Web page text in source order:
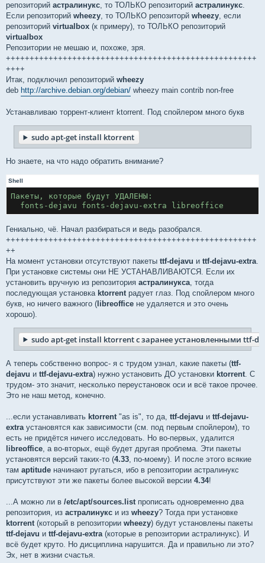
репозиторий астралинукс, то ТОЛЬКО репозиторий астралинукс.
Если репозиторий wheezy, то ТОЛЬКО репозиторй wheezy, если
репозиторий virtualbox (к примеру), то ТОЛЬКО репозиторий
virtualbox
Репозитории не мешаю и, похоже, зря.
+++++++++++++++++++++++++++++++++++++++++++++++++++++
++++
Итак, подключил репозиторий wheezy
deb http://archive.debian.org/debian/ wheezy main contrib non-free
Устанавливаю торрент-клиент ktorrent. Под спойлером много букв
sudo apt-get install ktorrent
Но знаете, на что надо обратить внимание?
Shell
Пакеты, которые будут УДАЛЕНЫ:
  fonts-dejavu fonts-dejavu-extra libreoffice
Гениально, чё. Начал разбираться и ведь разобрался.
+++++++++++++++++++++++++++++++++++++++++++++++++++++
++
На момент установки отсутствуют пакеты ttf-dejavu и ttf-dejavu-extra.
При установке системы они НЕ УСТАНАВЛИВАЮТСЯ. Если их
установить вручную из репозитория астралинукса, тогда
последующая установка ktorrentрадует глаз. Под спойлером много
букв, но ничего важного ( libreoffice не удаляется и это очень
хорошо).
sudo apt-get install ktorrent с заранее установленными ttf-
А теперь собственно вопрос- я с трудом узнал, какие пакеты (ttf-
dejavu и ttf-dejavu-extra) нужно установить ДО установки ktorrent. C
трудом- это значит, несколько переустановок оси и всё такое прочее.
Это не наш метод, конечно.
...если устанавливать ktorrent"as is", то да, ttf-dejavu и ttf-dejavu-
extraустановятся как зависимости (см. под первым спойлером), то
есть не придётся ничего исследовать. Но во-первых, удалится
libreoffice, а во-вторых, ещё будет другая проблема. Эти пакеты
установятся версий таких-то (4.33, по-моему). И после этого всякие
там aptitude начинают ругаться, ибо в репозитории астралинукс
присутствуют эти же пакеты более высокой версии 4.34!
...А можно ли в /etc/apt/sources.listпрописать одновременно два
репозитория, из астралинукс и из wheezy? Тогда при установке
ktorrent(который в репозитории wheezy) будут установлены пакеты
ttf-dejavu и ttf-dejavu-extra(которые в репозитории астралинукс). И
всё будет круто. Но дисциплина нарушится. Да и правильно ли это?
Эх, нет в жизни счастья.